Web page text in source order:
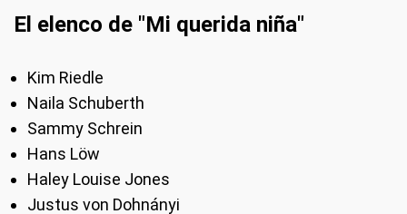
El elenco de "Mi querida niña"
Kim Riedle
Naila Schuberth
Sammy Schrein
Hans Löw
Haley Louise Jones
Justus von Dohnányi